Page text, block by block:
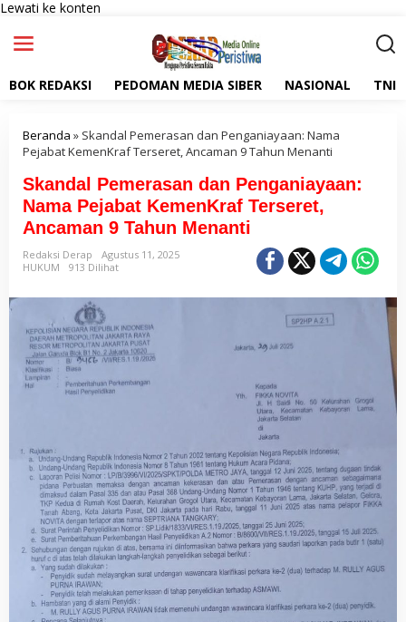
Lewati ke konten
BOK REDAKSI PEDOMAN MEDIA SIBER NASIONAL TNI
Beranda » Skandal Pemerasan dan Penganiayaan: Nama
Pejabat KemenKraf Terseret, Ancaman 9 Tahun Menanti
Skandal Pemerasan dan Penganiayaan:
Nama Pejabat KemenKraf Terseret,
Ancaman 9 Tahun Menanti
Redaksi Derap
Agustus 11, 2025
HUKUM
913 Dilihat